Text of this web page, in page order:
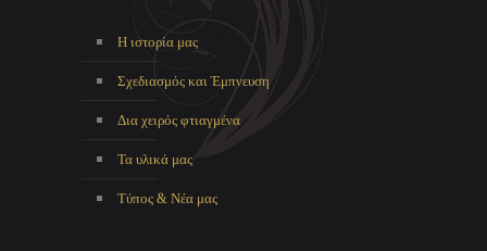
Η ιστορία μας
Σχεδιασμός και Έμπνευση
Δια χειρός φτιαγμένα
Τα υλικά μας
Τύπος & Νέα μας